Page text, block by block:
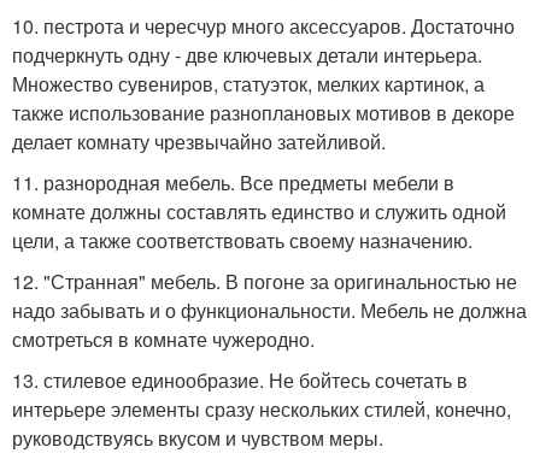
10. пестрота и чересчур много аксессуаров. Достаточно
подчеркнуть одну - две ключевых детали интерьера.
Множество сувениров, статуэток, мелких картинок, а
также использование разноплановых мотивов в декоре
делает комнату чрезвычайно затейливой.
11. разнородная мебель. Все предметы мебели в
комнате должны составлять единство и служить одной
цели, а также соответствовать своему назначению.
12. "Странная" мебель. В погоне за оригинальностью не
надо забывать и о функциональности. Мебель не должна
смотреться в комнате чужеродно.
13. стилевое единообразие. Не бойтесь сочетать в
интерьере элементы сразу нескольких стилей, конечно,
руководствуясь вкусом и чувством меры.